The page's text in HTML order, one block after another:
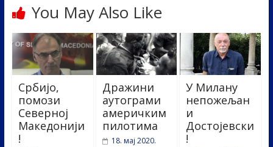
You May Also Like
Србијо,
помози
Северној
Македонији
!
Дражини
аутограми
америчким
пилотима
18. мај 2020.
У Милану
непожељан
и
Достојевски
!